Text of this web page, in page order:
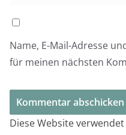
Name, E-Mail-Adresse
für meinen nächsten
Diese Website